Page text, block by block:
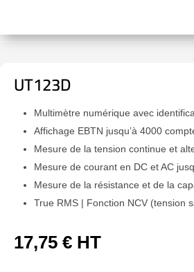
UT123D
Multimètre numérique avec
Affichage EBTN jusqu’à 4000
Mesure de la tension continue et
Mesure de courant en DC et AC
Mesure de la résistance et de la
True RMS | Fonction NCV (tension
17,75 € HT